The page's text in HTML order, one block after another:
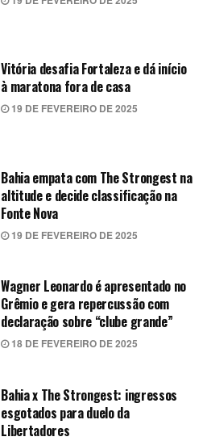
Vitória desafia Fortaleza e dá início
à maratona fora de casa
19 DE FEVEREIRO DE 2025
Bahia empata com The Strongest na
altitude e decide classificação na
Fonte Nova
19 DE FEVEREIRO DE 2025
Wagner Leonardo é apresentado no
Grêmio e gera repercussão com
declaração sobre “clube grande”
18 DE FEVEREIRO DE 2025
Bahia x The Strongest: ingressos
esgotados para duelo da
Libertadores